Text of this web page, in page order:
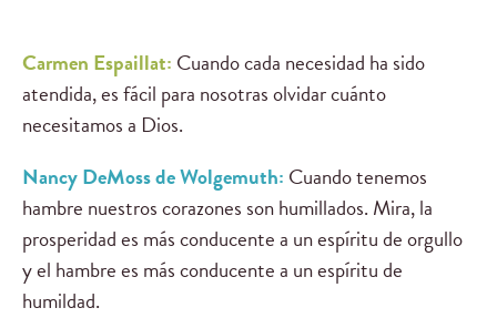
Carmen Espaillat: Cuando cada necesidad ha sido
atendida, es fácil para nosotras olvidar cuánto
necesitamos a Dios.
Nancy DeMoss de Wolgemuth: Cuando tenemos
hambre nuestros corazones son humillados. Mira, la
prosperidad es más conducente a un espíritu de orgullo
y el hambre es más conducente a un espíritu de
humildad.